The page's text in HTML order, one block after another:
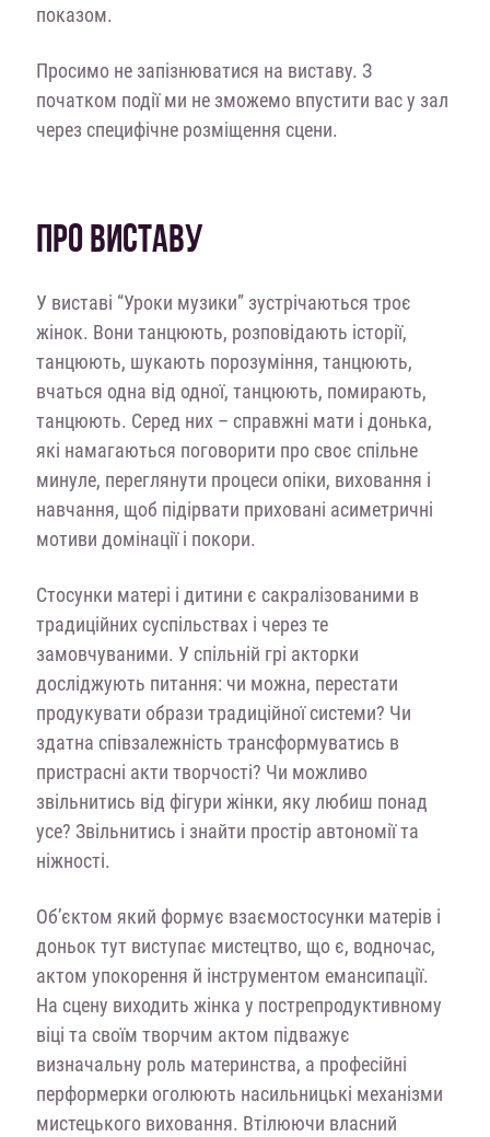
показом.
Просимо не запізнюватися на виставу. З
початком події ми не зможемо впустити вас у зал
через специфічне розміщення сцени.
ПРО ВИСТАВУ
У виставі “Уроки музики” зустрічаються троє
жінок. Вони танцюють, розповідають історії,
танцюють, шукають порозуміння, танцюють,
вчаться одна від одної, танцюють, помирають,
танцюють. Серед них – справжні мати і донька,
які намагаються поговорити про своє спільне
минуле, переглянути процеси опіки, виховання і
навчання, щоб підірвати приховані асиметричні
мотиви домінації і покори.
Стосунки матері і дитини є сакралізованими в
традиційних суспільствах і через те
замовчуваними. У спільній грі акторки
досліджують питання: чи можна, перестати
продукувати образи традиційної системи? Чи
здатна співзалежність трансформуватись в
пристрасні акти творчості? Чи можливо
звільнитись від фігури жінки, яку любиш понад
усе? Звільнитись і знайти простір автономії та
ніжності.
Об’єктом який формує взаємостосунки матерів і
доньок тут виступає мистецтво, що є, водночас,
актом упокорення й інструментом емансипації.
На сцену виходить жінка у пострепродуктивному
віці та своїм творчим актом підважує
визначальну роль материнства, а професійні
перформерки оголюють насильницькі механізми
мистецького виховання. Втілюючи власний